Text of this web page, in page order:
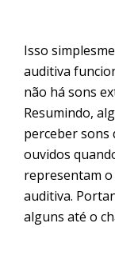
Isso
auditiva
não há sons
Resumindo,
perceber sons
ouvidos
representam
auditiva.
alguns até o